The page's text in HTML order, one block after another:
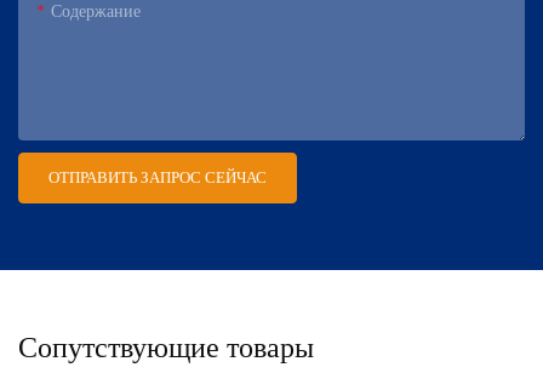
Содержание
ОТПРАВИТЬ ЗАПРОС СЕЙЧАС
Сопутствующие товары